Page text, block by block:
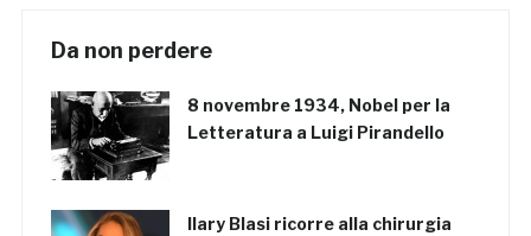
Da non perdere
8 novembre 1934, Nobel per la
Letteratura a Luigi Pirandello
Ilary Blasi ricorre alla chirurgia